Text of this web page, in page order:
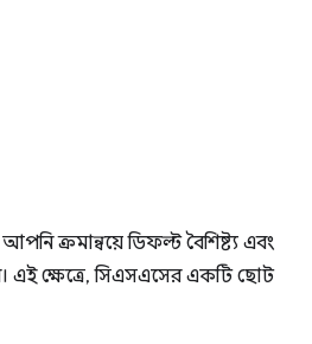
আপনি ক্রমান্বয়ে ডিফল্ট বৈশিষ্ট্য এবং
এই ক্ষেত্রে, সিএসএসের একটি ছোট